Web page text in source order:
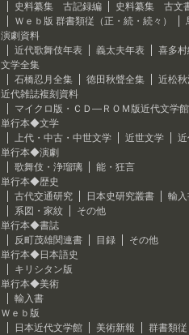
史料纂集 古記録編
史料纂集 古文
Ｗｅｂ版 群書類従（正・続・続々）
演劇資料
近代歌舞伎年表
義太夫年表
喜多
文学全集
石橋忍月全集
徳田秋聲全集
近松
近代雑誌複刻資料
マイクロ版・ＣＤ―ＲＯＭ版近代文学館
単行本◆文学
上代・中古・中世文学
近世文学
単行本◆演劇
歌舞伎・浄瑠璃
能・狂言
単行本◆歴史
古代交通研究
日本史研究叢書
輸
系図・家紋
その他
単行本◆書誌
反町茂雄関連書
目録
その他
単行本◆日本語史
キリシタン版
単行本◆美術
輸入書
Ｗｅｂ版
日本近代文学館
美術新報
群書類